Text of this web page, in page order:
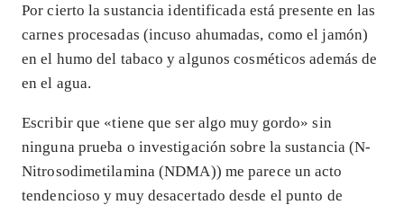
Por cierto la sustancia identificada está presente en las
carnes procesadas (incuso ahumadas, como el jamón)
en el humo del tabaco y algunos cosméticos además de
en el agua.
Escribir que «tiene que ser algo muy gordo» sin
ninguna prueba o investigación sobre la sustancia (N-
Nitrosodimetilamina (NDMA)) me parece un acto
tendencioso y muy desacertado desde el punto de